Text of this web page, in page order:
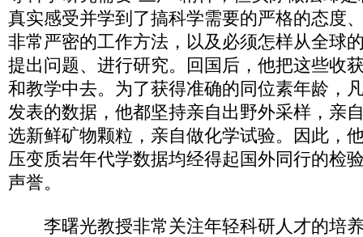
真实感受并学到了搞科学需要的严格的态度
非常严密的工作方法，以及必须怎样从全球
提出问题、进行研究。回国后，他把这些收
和教学中去。为了获得准确的同位素年龄，
发表的数据，他都坚持亲自出野外采样，亲
选新鲜矿物颗粒，亲自做化学试验。因此，
压变质岩年代学数据均经得起国外同行的检
声誉。
李曙光教授非常关注年轻科研人才的培